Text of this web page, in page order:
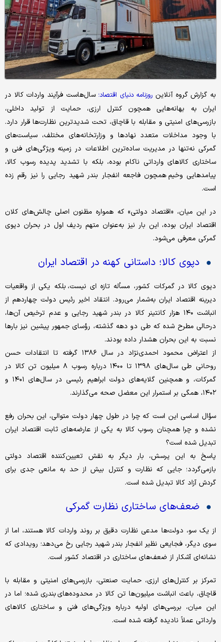
به گزارش گروه آنلاین روزنامه دنیای اقتصاد؛سال‌هاست فرآیند واردات کالا در
ایران به بهانه‌هایی همچون کنترل ارزی، حمایت از تولید داخلی،
بازرسی‌های امنیتی و مقابله با قاچاق، تحت شدیدترین نظارت‌ها قرار دارد.
با وجود مداخلات متعدد نهادها و وزارتخانه‌های مختلف، سیاست‌های
گمرکی نه‌تنها در مدیریت ساده‌ترین اطلاعات در زمینه ویژگی‌های فنی و
ساختاری کالاهای وارداتی ناکام بوده، بلکه با تشدید پدیده رسوب کالا،
پیامدهایی وخیم همچون فاجعه انفجار بندر شهید رجایی را نیز رقم زده
است.
در این میان، «اقتصاد دولتی» که همواره مظنون اصلی چالش‌های کلان
اقتصاد ایران بوده، این بار نیز به‌عنوان متهم ردیف اول در بحران دپوی
گمرکی معرفی می‌شود.
دپوی کالا؛ داستانی کهنه در اقتصاد ایران
دپوی کالا در گمرکات کشور، مسأله‌ تازه ای نیست، بلکه یکی از واقعیات
دیرینه اقتصاد ایران به‌شمار می‌رود. انتقاد اخیر رئیس دولت چهاردهم از
انباشت ۱۴۰ هزار کانتینر کالا در بندر شهید رجایی و عدم ترخیص آن‌ها،
درحالی مطرح شده که طی دو دهه گذشته، رؤسای جمهور پیشین نیز بارها
نسبت به این بحران هشدار داده بودند.
از اعتراض محمود احمدی‌نژاد در سال ۱۳۸۶ گرفته تا انتقادات حسن
روحانی طی سال‌های ۱۳۹۸ تا ۱۴۰۰ درباره رسوب ۸ میلیون تن کالا در
گمرکات، و همچنین گلایه‌های دولت ابراهیم رئیسی در سال‌های ۱۴۰۱ و
۱۴۰۲، همگی بر استمرار این معضل صحه می‌گذارند.
سؤال اساسی این است که چرا در طول چهار دولت متوالی، این بحران رفع
نشده و چرا همچنان رسوب کالا به یکی از عارضه‌های ثابت اقتصاد ایران
تبدیل شده است؟
پاسخ به این پرسش، بار دیگر به نقش تعیین‌کننده اقتصاد دولتی
بازمی‌گردد؛ جایی که نظارت و کنترل بیش از حد به مانعی جدی برای
گردش آزاد کالا تبدیل شده است.
ضعف‌های ساختاری نظارت گمرکی
از یک سو، دولت‌ها مدعی نظارت دقیق بر روند واردات کالا هستند، اما از
سوی دیگر، فجایعی نظیر انفجار بندر شهید رجایی رخ می‌دهد؛ رویدادی که
نشانه‌ای آشکار از ضعف‌های ساختاری در اقتصاد کشور است.
تمرکز بر کنترل‌های ارزی، حمایت صنعتی، بازرسی‌های امنیتی و مقابله با
قاچاق، باعث انباشت میلیون‌ها تن کالا در محدوده‌های بندری شده؛ اما در
این میان، بررسی‌های اولیه درباره ویژگی‌های فنی و ساختاری کالاهای
وارداتی عملاً نادیده گرفته شده است.